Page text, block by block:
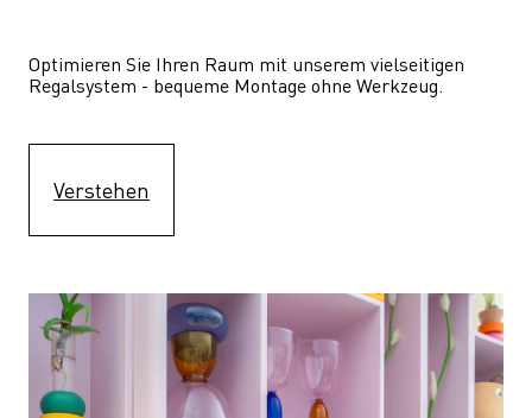
Optimieren Sie Ihren Raum mit unserem vielseitigen
Regalsystem - bequeme Montage ohne Werkzeug.
Verstehen